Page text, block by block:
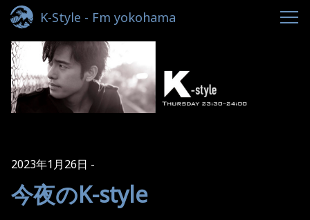
K-Style - Fm yokohama
2023年1月26日
今夜のK-style